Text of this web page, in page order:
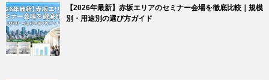
【2026年最新】赤坂エリアのセミナー会場を徹底比較｜規模
別・用途別の選び方ガイド